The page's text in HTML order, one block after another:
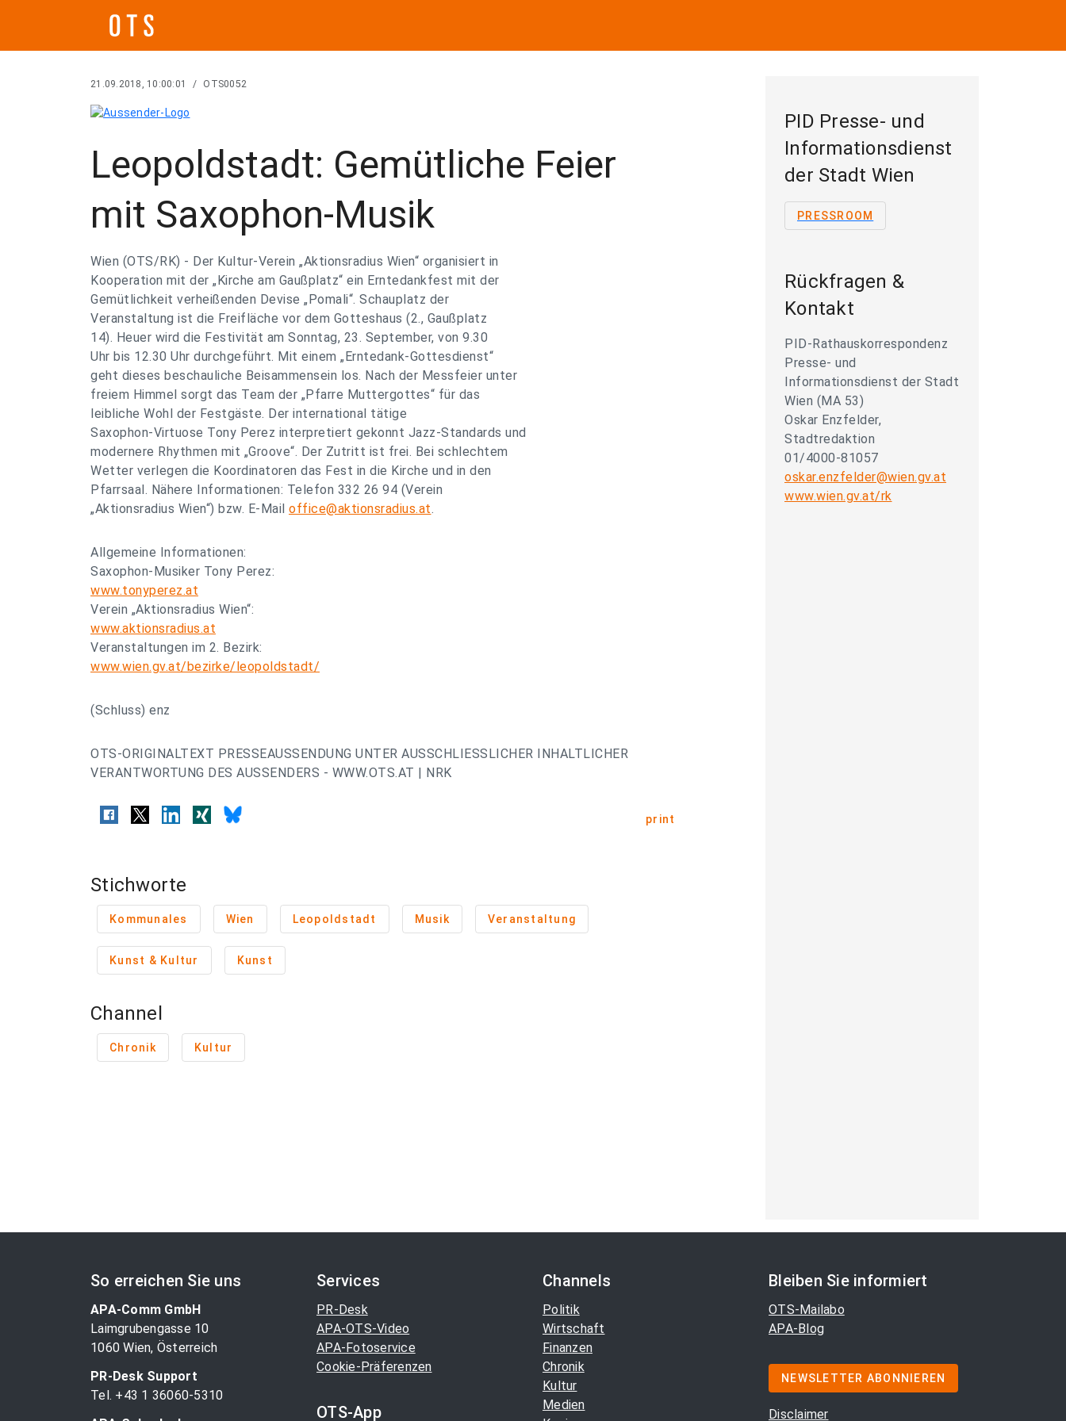
21.09.2018, 10:00:01 / OTS0052
Leopoldstadt: Gemütliche Feier
mit Saxophon-Musik
Wien (OTS/RK) - Der Kultur-Verein „Aktionsradius Wien“ organisiert in
Kooperation mit der „Kirche am Gaußplatz“ ein Erntedankfest mit der
Gemütlichkeit verheißenden Devise „Pomali“. Schauplatz der
Veranstaltung ist die Freifläche vor dem Gotteshaus (2., Gaußplatz
14). Heuer wird die Festivität am Sonntag, 23. September, von 9.30
Uhr bis 12.30 Uhr durchgeführt. Mit einem „Erntedank-Gottesdienst“
geht dieses beschauliche Beisammensein los. Nach der Messfeier unter
freiem Himmel sorgt das Team der „Pfarre Muttergottes“ für das
leibliche Wohl der Festgäste. Der international tätige
Saxophon-Virtuose Tony Perez interpretiert gekonnt Jazz-Standards und
modernere Rhythmen mit „Groove“. Der Zutritt ist frei. Bei schlechtem
Wetter verlegen die Koordinatoren das Fest in die Kirche und in den
Pfarrsaal. Nähere Informationen: Telefon 332 26 94 (Verein
„Aktionsradius Wien“) bzw. E-Mail office@aktionsradius.at.
Allgemeine Informationen:
Saxophon-Musiker Tony Perez:
www.tonyperez.at
Verein „Aktionsradius Wien“:
www.aktionsradius.at
Veranstaltungen im 2. Bezirk:
www.wien.gv.at/bezirke/leopoldstadt/
(Schluss) enz
OTS-ORIGINALTEXT PRESSEAUSSENDUNG UNTER AUSSCHLIESSLICHER INHALTLICHER
VERANTWORTUNG DES AUSSENDERS - WWW.OTS.AT | NRK
print
Stichworte
Kommunales Wien Leopoldstadt Musik Veranstaltung
Kunst & Kultur Kunst
Channel
Chronik Kultur
PID Presse- und
Informationsdienst
der Stadt Wien
PRESSROOM
Rückfragen &
Kontakt
PID-Rathauskorrespondenz
Presse- und
Informationsdienst der Stadt
Wien (MA 53)
Oskar Enzfelder,
Stadtredaktion
01/4000-81057
oskar.enzfelder@wien.gv.at
www.wien.gv.at/rk
So erreichen Sie uns
APA-Comm GmbH
Laimgrubengasse 10
1060 Wien, Österreich
PR-Desk Support
Tel. +43 1 36060-5310
Services
PR-Desk
APA-OTS-Video
APA-Fotoservice
Cookie-Präferenzen
OTS-App
Channels
Politik
Wirtschaft
Finanzen
Chronik
Kultur
Medien
Bleiben Sie informiert
OTS-Mailabo
APA-Blog
NEWSLETTER ABONNIEREN
Disclaimer